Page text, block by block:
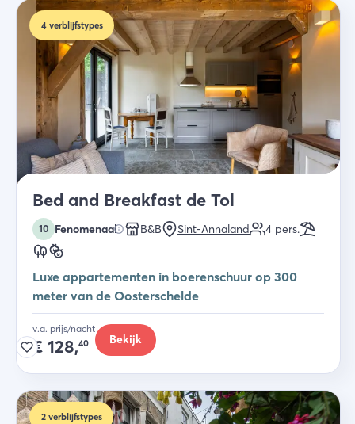
4 verblijfstypes
Bed and Breakfast de Tol
10 Fenomenaal B&B Sint-Annaland 4 pers.
Luxe appartementen in boerenschuur op 300
meter van de Oosterschelde
v.a. prijs/nacht
€ 128,40 Bekijk
2 verblijfstypes